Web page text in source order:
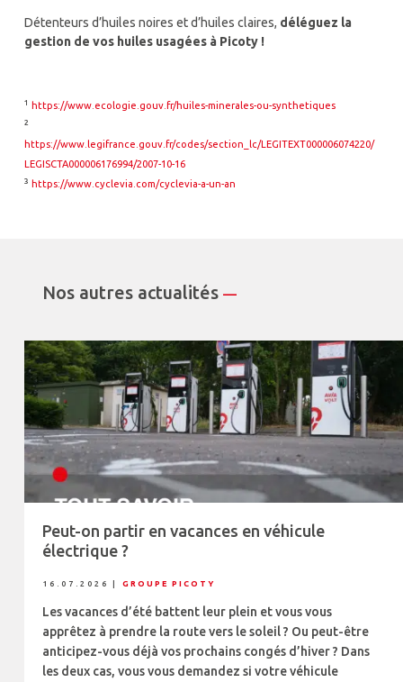
Détenteurs d’huiles noires et d’huiles claires, déléguez la
gestion de vos huiles usagées à Picoty !
¹https://www.ecologie.gouv.fr/huiles-minerales-ou-synthetiques
²
https://www.legifrance.gouv.fr/codes/section_lc/LEGITEXT000006074220/
LEGISCTA000006176994/2007-10-16
³https://www.cyclevia.com/cyclevia-a-un-an
Nos autres actualités—
Peut-on partir en vacances en véhicule
électrique ?
16.07.2026 GROUPE PICOTY
Les vacances d’été battent leur plein et vous vous
apprêtez à prendre la route vers le soleil ? Ou peut-être
anticipez-vous déjà vos prochains congés d’hiver ? Dans
les deux cas, vous vous demandez si votre véhicule